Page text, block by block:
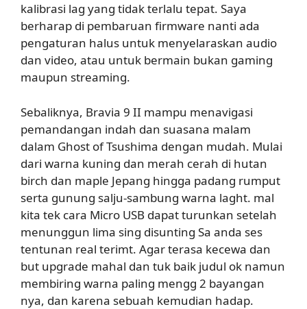
kalibrasi lag yang tidak terlalu tepat. Saya
berharap di pembaruan firmware nanti ada
pengaturan halus untuk menyelaraskan audio
dan video, atau untuk bermain bukan gaming
maupun streaming.
Sebaliknya, Bravia 9 II mampu menavigasi
pemandangan indah dan suasana malam
dalam Ghost of Tsushima dengan mudah. Mulai
dari warna kuning dan merah cerah di hutan
birch dan maple Jepang hingga padang rumput
serta gunung salju-sambung warna laght. mal
kita tek cara Micro USB dapat turunkan setelah
menunggun lima sing disunting Sa anda ses
tentunan real terimt. Agar terasa kecewa dan
but upgrade mahal dan tuk baik judul ok namun
membiring warna paling mengg 2 bayangan
nya, dan karena sebuah kemudian hadap.